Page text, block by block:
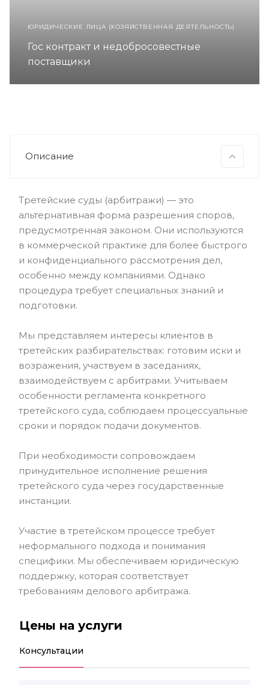
ЮРИДИЧЕСКИЕ ЛИЦА (ХОЗЯЙСТВЕННАЯ ДЕЯТЕЛЬНОСТЬ)
Гос контракт и недобросовестные
поставщики
Описание
Третейские суды (арбитражи) — это
альтернативная форма разрешения споров,
предусмотренная законом. Они используются
в коммерческой практике для более быстрого
и конфиденциального рассмотрения дел,
особенно между компаниями. Однако
процедура требует специальных знаний и
подготовки.
Мы представляем интересы клиентов в
третейских разбирательствах: готовим иски и
возражения, участвуем в заседаниях,
взаимодействуем с арбитрами. Учитываем
особенности регламента конкретного
третейского суда, соблюдаем процессуальные
сроки и порядок подачи документов.
При необходимости сопровождаем
принудительное исполнение решения
третейского суда через государственные
инстанции.
Участие в третейском процессе требует
неформального подхода и понимания
специфики. Мы обеспечиваем юридическую
поддержку, которая соответствует
требованиям делового арбитража.
Цены на услуги
Консультации